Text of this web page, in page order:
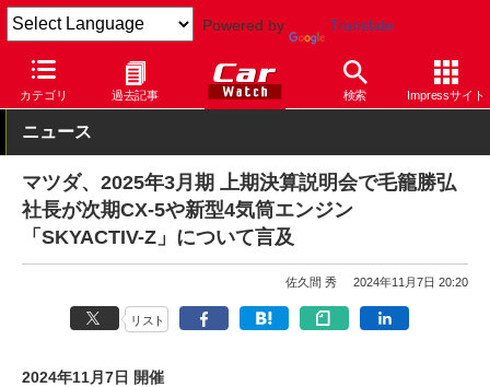
Powered by Translate
カテゴリ 過去記事 検索 Impressサイト
Car Watch 自動車 マツダ その他
ニュース
マツダ、2025年3月期 上期決算説明会で毛籠勝弘
社長が次期CX-5や新型4気筒エンジン
「SKYACTIV-Z」について言及
佐久間 秀 2024年11月7日 20:20
リスト
2024年11月7日 開催